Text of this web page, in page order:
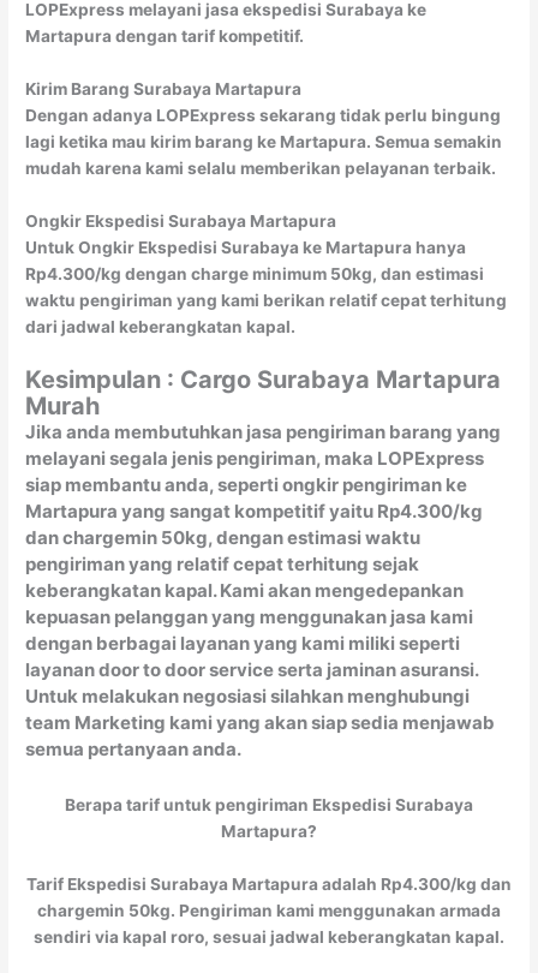
LOPExpress melayani jasa ekspedisi Surabaya ke
Martapura dengan tarif kompetitif.
Kirim Barang Surabaya Martapura
Dengan adanya LOPExpress sekarang tidak perlu bingung
lagi ketika mau kirim barang ke Martapura. Semua semakin
mudah karena kami selalu memberikan pelayanan terbaik.
Ongkir Ekspedisi Surabaya Martapura
Untuk Ongkir Ekspedisi Surabaya ke Martapura hanya
Rp4.300/kg dengan charge minimum 50kg, dan estimasi
waktu pengiriman yang kami berikan relatif cepat terhitung
dari jadwal keberangkatan kapal.
Kesimpulan : Cargo Surabaya Martapura
Murah
Jika anda membutuhkan jasa pengiriman barang yang
melayani segala jenis pengiriman, maka LOPExpress
siap membantu anda, seperti ongkir pengiriman ke
Martapura yang sangat kompetitif yaitu Rp4.300/kg
dan chargemin 50kg, dengan estimasi waktu
pengiriman yang relatif cepat terhitung sejak
keberangkatan kapal. Kami akan mengedepankan
kepuasan pelanggan yang menggunakan jasa kami
dengan berbagai layanan yang kami miliki seperti
layanan door to door service serta jaminan asuransi.
Untuk melakukan negosiasi silahkan menghubungi
team Marketing kami yang akan siap sedia menjawab
semua pertanyaan anda.
Berapa tarif untuk pengiriman Ekspedisi Surabaya
Martapura?
Tarif Ekspedisi Surabaya Martapura adalah Rp4.300/kg dan
chargemin 50kg. Pengiriman kami menggunakan armada
sendiri via kapal roro, sesuai jadwal keberangkatan kapal.